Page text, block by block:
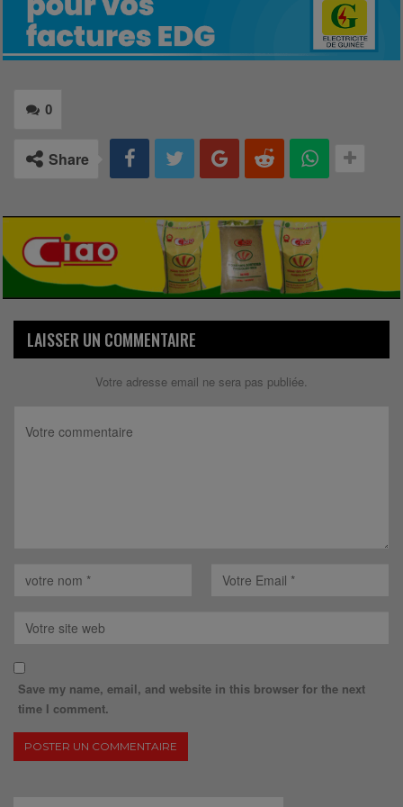
0
Share
LAISSER UN COMMENTAIRE
Votre adresse email ne sera pas publiée.
Save my name, email, and website in this browser for the next
time I comment.